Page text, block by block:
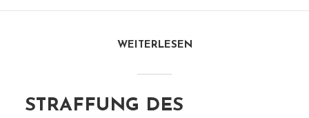
WEITERLESEN
STRAFFUNG DES